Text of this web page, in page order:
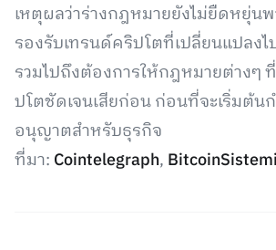
เหตุผลว่าร่างกฎหมายยังไม่ยืดหยุ่น
รองรับเทรนด์คริปโตที่เปลี่ยนแปลงไ
รวมไปถึงต้องการให้กฎหมายต่างๆ
ปโตชัดเจนเสียก่อน ก่อนที่จะเริ่มต้น
อนุญาตสำหรับธุรกิจ
ที่มา: Cointelegraph, BitcoinSistemi